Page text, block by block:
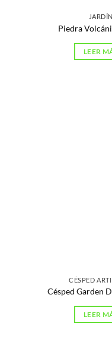
JARDÍN
Piedra
LEER
CÉSPED
Césped Garden
LEER